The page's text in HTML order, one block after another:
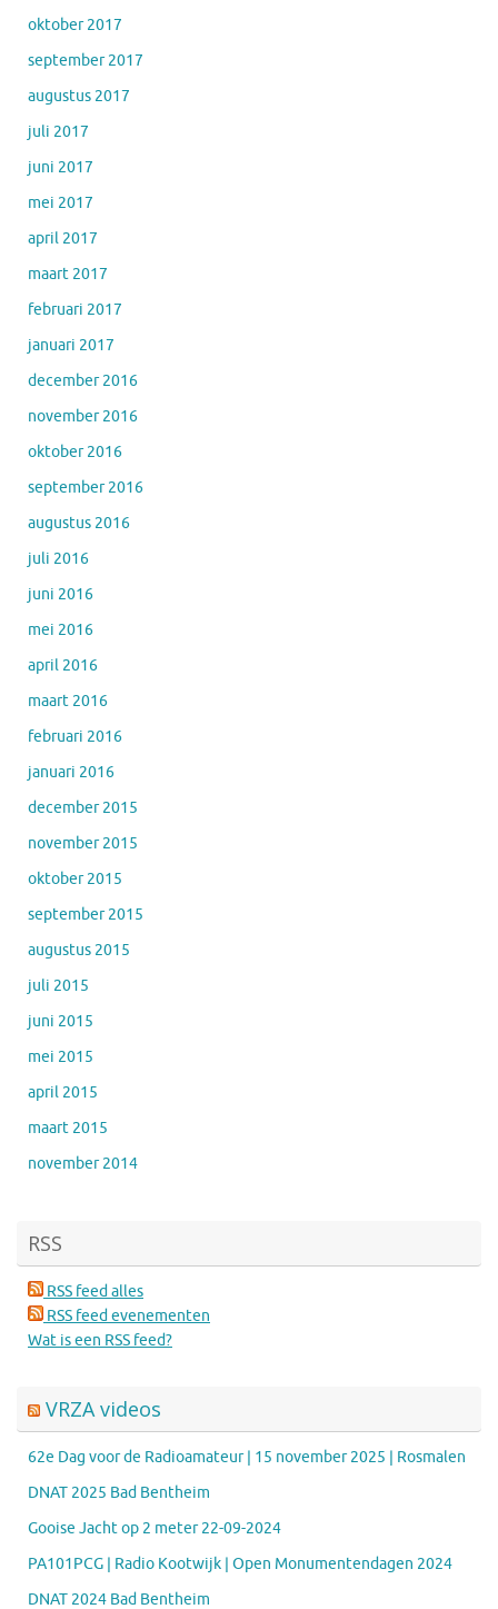
oktober 2017
september 2017
augustus 2017
juli 2017
juni 2017
mei 2017
april 2017
maart 2017
februari 2017
januari 2017
december 2016
november 2016
oktober 2016
september 2016
augustus 2016
juli 2016
juni 2016
mei 2016
april 2016
maart 2016
februari 2016
januari 2016
december 2015
november 2015
oktober 2015
september 2015
augustus 2015
juli 2015
juni 2015
mei 2015
april 2015
maart 2015
november 2014
RSS
RSS feed alles
RSS feed evenementen
Wat is een RSS feed?
VRZA videos
62e Dag voor de Radioamateur | 15 november 2025 | Rosmalen
DNAT 2025 Bad Bentheim
Gooise Jacht op 2 meter 22-09-2024
PA101PCG | Radio Kootwijk | Open Monumentendagen 2024
DNAT 2024 Bad Bentheim